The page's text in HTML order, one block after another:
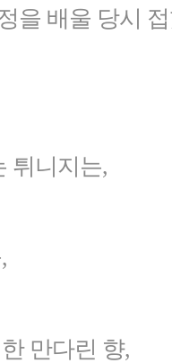
을 배울 당시
튀니지는,
만다린 향,